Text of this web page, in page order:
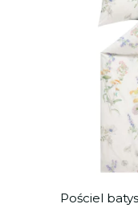
Pościel